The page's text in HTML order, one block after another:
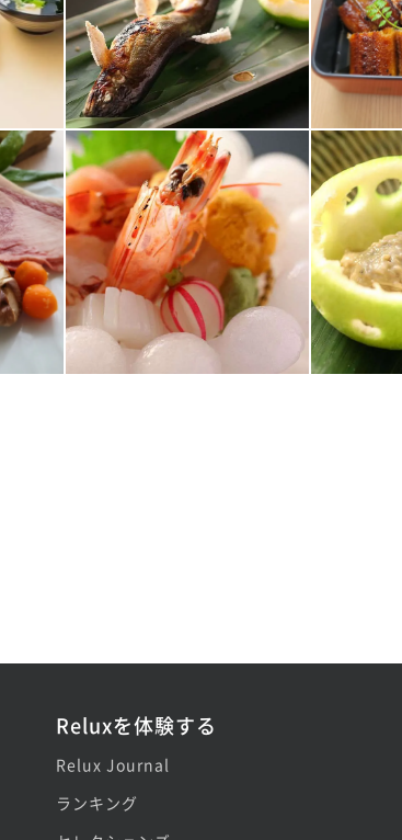
Reluxを体験する
Relux Journal
ランキング